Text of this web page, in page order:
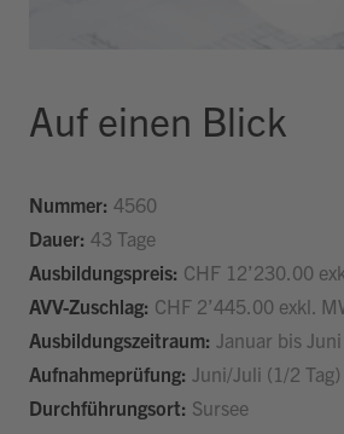
Auf einen Blick
Nummer: 4560
Dauer: 43 Tage
Ausbildungspreis: CHF 12’230.00
AVV-Zuschlag: CHF 2’445.00 exkl.
Ausbildungszeitraum: Januar bis
Aufnahmeprüfung: Juni/Juli (1/2 Tag)
Durchführungsort: Sursee